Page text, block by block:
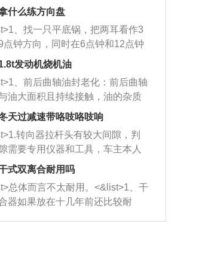
棍，直接将杂物给取出来，如果
情况比较严重，也可以采取应急措
<&list>2、直接利用木棍将所有的
到排气管里面的位置处，然后将
化器拆解开，就可以将堵塞的东
出来。但如果是因为积碳过多引起
，就需要将三元催化器泡在草酸
堵塞的情况得到解决，将清洗剂
油箱中，与燃油混合后，车辆启
就可以和汽油一起进入到燃烧
后形成废气排出，就可以让三元
器得到清洗，排气管堵塞的情况就
到解决。
什么练方向盘
、找一只平底锅，把两耳看作3
点钟方向，同时在6点钟和12点钟
一个标记。 <&list>2、双手握住
的练习，往右同样也要打相同的
<&list>3、最后强调要反复练
样就可以形成肌肉记忆，在真实
车辆时，不需要记忆也能打好方
发动机烧机油
、前后曲轴油封老化：前后曲轴
油大面积且持续接触，油的杂质
机内持续温度变化使其密封效果
减弱，导致渗油或漏油。<&list>2、
隙过大：积碳会使活塞环与缸体
扩大，导致机油流入燃烧室中，
机油。<&list>3、机油粘度。使用
粘度过小的话，同样会有烧机油现
油粘度过小具有很好的流动性，
天过减速带咯吱咯吱响
转向器拉杆头有较大间隙，判
需要专用仪器和工具，车主本人
作，需要将车辆送到修理厂或4s
<&list>2.车辆半轴套管防尘罩破
裂后会出现漏油现象，使半轴磨
，磨损的半轴容易损坏，产生异
稳定器的转向胶套和球头
式双离合耐用吗
总体而言不太耐用。<&list>1、干
器如果放在十几年前还比较耐